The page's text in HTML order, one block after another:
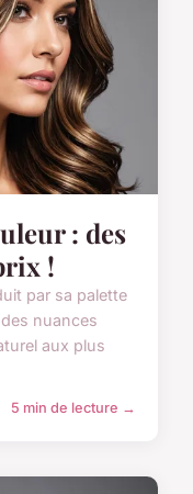
: des
!
par sa palette
nuances
aux plus
5 min de lecture →